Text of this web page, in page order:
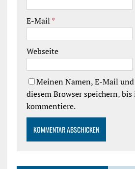
E-Mail *
Webseite
Meinen Namen, E-Mail
diesem Browser speichern,
kommentiere.